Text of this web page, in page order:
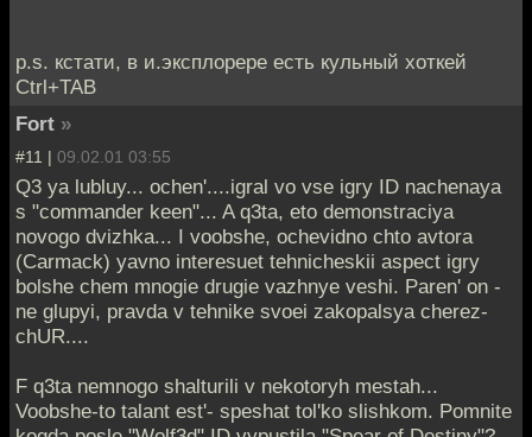
p.s. кстати, в и.эксплорере есть кульный хоткей
Ctrl+TAB
Fort »
#11 | 09.02.01 03:55
Q3 ya lubluy... ochen'....igral vo vse igry ID nachenaya
s "commander keen"... A q3ta, eto demonstraciya
novogo dvizhka... I voobshe, ochevidno chto avtora
(Carmack) yavno interesuet tehnicheskii aspect igry
bolshe chem mnogie drugie vazhnye veshi. Paren' on -
ne glupyi, pravda v tehnike svoei zakopalsya cherez-
chUR....
F q3ta nemnogo shalturili v nekotoryh mestah...
Voobshe-to talant est'- speshat tol'ko slishkom. Pomnite